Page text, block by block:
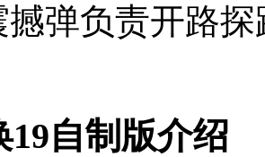
弹负责开路
19自制版介绍